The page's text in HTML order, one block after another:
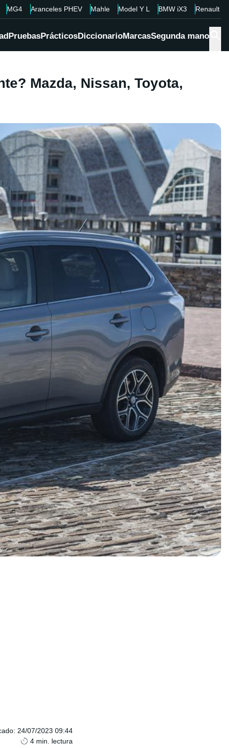
MG4 Aranceles PHEV Mahle Model Y L BMW iX3 Renault
PruebasPrácticosDiccionarioMarcasSegunda mano
Mazda, Nissan, Toyota,
: 24/07/2023 09:44
4 min. lectura